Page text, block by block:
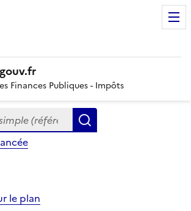
Finances Publiques - Impôts
(références, mots clés, partie du
le plan